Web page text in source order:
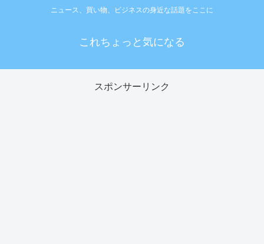
ニュース、買い物、ビジネスの身近な話題をここに
これちょっと気になる
スポンサーリンク